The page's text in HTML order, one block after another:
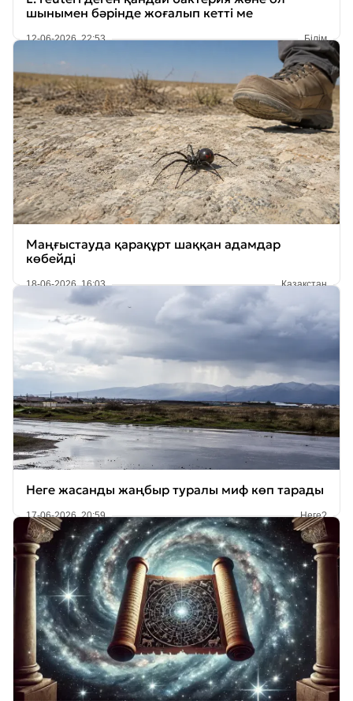
шынымен бәрінде жоғалып кетті ме
12-06-2026, 22:53 Білім
Маңғыстауда қарақұрт шаққан адамдар
көбейді
18-06-2026, 16:03 Қазақстан
Неге жасанды жаңбыр туралы миф көп тарады
17-06-2026, 20:59 Неге?